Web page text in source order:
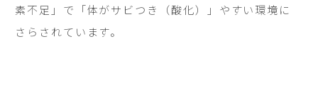
素不足」で「体がサビつき（酸化）」やすい環境に
さらされています。